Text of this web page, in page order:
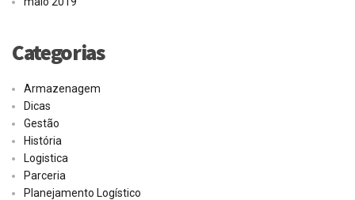
Categorias
Armazenagem
Dicas
Gestão
História
Logistica
Parceria
Planejamento Logístico